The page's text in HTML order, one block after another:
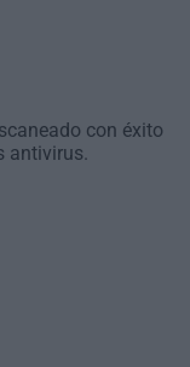
con éxito
antivirus.